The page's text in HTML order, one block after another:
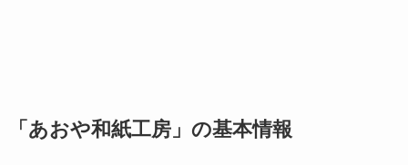
「あおや和紙工房」の基本情報